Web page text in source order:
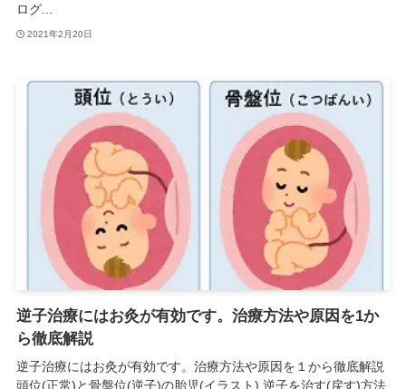
ログ...
2021年2月20日
逆子治療にはお灸が有効です。治療方法や原因を1か
ら徹底解説
逆子治療にはお灸が有効です。治療方法や原因を１から徹底解説
頭位(正常)と骨盤位(逆子)の胎児(イラスト) 逆子を治す(戻す)方法